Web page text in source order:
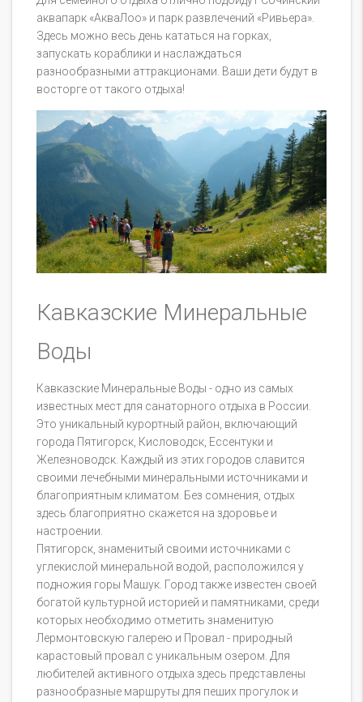
аквапарк «АкваЛоо» и парк развлечений «Ривьера».
Здесь можно весь день кататься на горках,
запускать кораблики и наслаждаться
разнообразными аттракционами. Ваши дети будут в
восторге от такого отдыха!
Кавказские Минеральные
Воды
Кавказские Минеральные Воды - одно из самых
известных мест для санаторного отдыха в России.
Это уникальный курортный район, включающий
города Пятигорск, Кисловодск, Ессентуки и
Железноводск. Каждый из этих городов славится
своими лечебными минеральными источниками и
благоприятным климатом. Без сомнения, отдых
здесь благоприятно скажется на здоровье и
настроении.
Пятигорск, знаменитый своими источниками с
углекислой минеральной водой, расположился у
подножия горы Машук. Город также известен своей
богатой культурной историей и памятниками, среди
которых необходимо отметить знаменитую
Лермонтовскую галерею и Провал - природный
карастовый провал с уникальным озером. Для
любителей активного отдыха здесь представлены
разнообразные маршруты для пеших прогулок и